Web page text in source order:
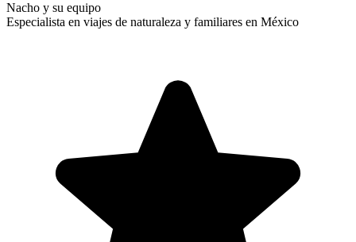
Nacho y su equipo
Especialista en viajes de naturaleza y familiares en México